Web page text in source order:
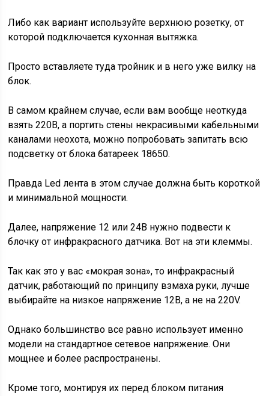
Либо как вариант используйте верхнюю розетку, от
которой подключается кухонная вытяжка.
Просто вставляете туда тройник и в него уже вилку на
блок.
В самом крайнем случае, если вам вообще неоткуда
взять 220В, а портить стены некрасивыми кабельными
каналами неохота, можно попробовать запитать всю
подсветку от блока батареек 18650.
Правда Led лента в этом случае должна быть короткой
и минимальной мощности.
Далее, напряжение 12 или 24В нужно подвести к
блочку от инфракрасного датчика. Вот на эти клеммы.
Так как это у вас «мокрая зона», то инфракрасный
датчик, работающий по принципу взмаха руки, лучше
выбирайте на низкое напряжение 12В, а не на 220V.
Однако большинство все равно использует именно
модели на стандартное сетевое напряжение. Они
мощнее и более распространены.
Кроме того, монтируя их перед блоком питания